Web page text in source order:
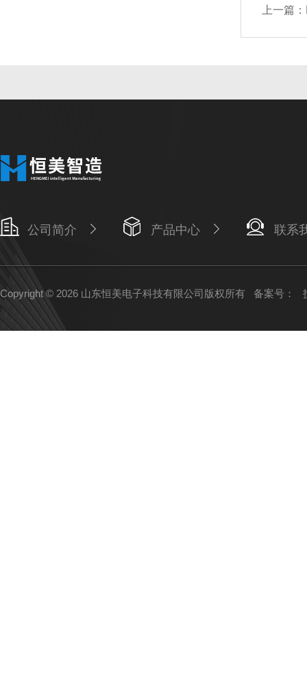
上一篇：
公司简介 产品中心 联系
Copyright © 2026 山东恒美电子科技有限公司版权所有 备案号：